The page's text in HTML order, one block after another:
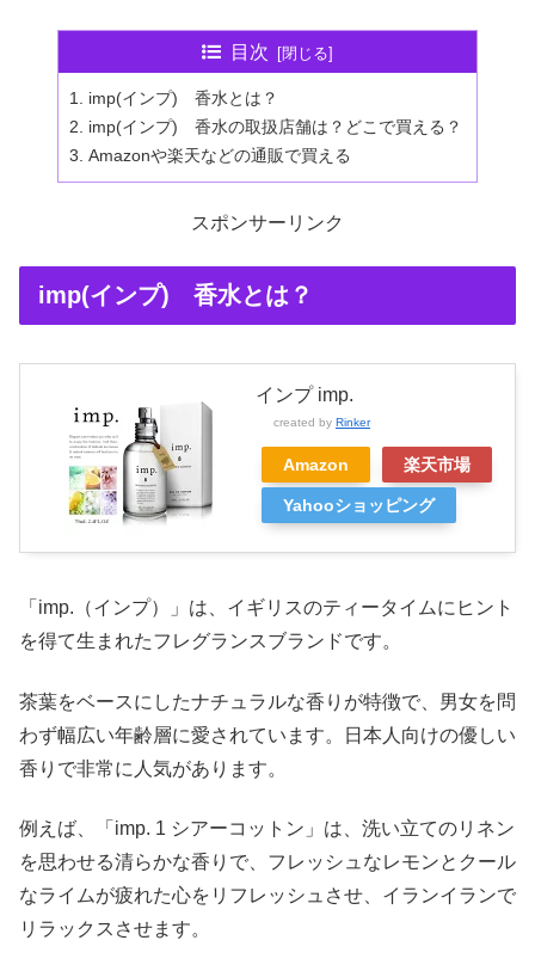
目次
imp(インプ) 香水とは？
imp(インプ) 香水の取扱店舗は？どこで買える？
Amazonや楽天などの通販で買える
スポンサーリンク
imp(インプ) 香水とは？
インプ imp.
created by Rinker
Amazon 楽天市場
Yahooショッピング
「imp.（インプ）」は、イギリスのティータイムにヒント
を得て生まれたフレグランスブランドです。
茶葉をベースにしたナチュラルな香りが特徴で、男女を問
わず幅広い年齢層に愛されています。日本人向けの優しい
香りで非常に人気があります。
例えば、「imp. 1 シアーコットン」は、洗い立てのリネン
を思わせる清らかな香りで、フレッシュなレモンとクール
なライムが疲れた心をリフレッシュさせ、イランイランで
リラックスさせます。